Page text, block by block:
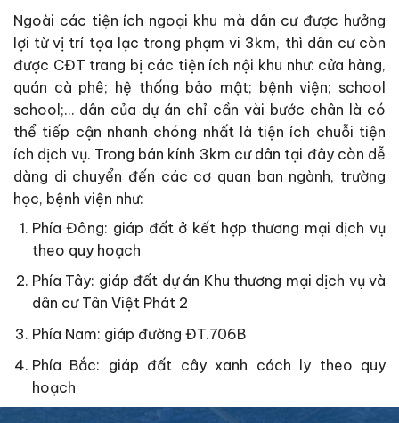
Ngoài các tiện ích ngoại khu mà dân cư được hưởng
lợi từ vị trí tọa lạc trong phạm vi 3km, thì dân cư còn
được CĐT trang bị các tiện ích nội khu như: cửa hàng,
quán cà phê; hệ thống bảo mật; bệnh viện; school
school;… dân của dự án chỉ cần vài bước chân là có
thể tiếp cận nhanh chóng nhất là tiện ích chuỗi tiện
ích dịch vụ. Trong bán kính 3km cư dân tại đây còn dễ
dàng di chuyển đến các cơ quan ban ngành, trường
học, bệnh viện như:
Phía Đông: giáp đất ở kết hợp thương mại dịch vụ
theo quy hoạch
Phía Tây: giáp đất dự án Khu thương mại dịch vụ và
dân cư Tân Việt Phát 2
Phía Nam: giáp đường ĐT.706B
Phía Bắc: giáp đất cây xanh cách ly theo quy
hoạch